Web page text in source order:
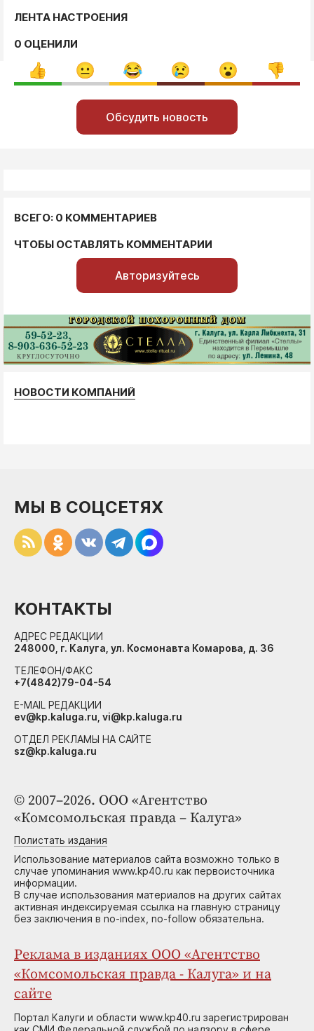
ЛЕНТА НАСТРОЕНИЯ
0 ОЦЕНИЛИ
Обсудить новость
ВСЕГО: 0 КОММЕНТАРИЕВ
ЧТОБЫ ОСТАВЛЯТЬ КОММЕНТАРИИ
Авторизуйтесь
НОВОСТИ КОМПАНИЙ
© 2007–2026. ООО «Агентство
«Комсомольская правда – Калуга»
Полистать издания
Использование материалов сайта возможно только в
случае упоминания www.kp40.ru как первоисточника
информации.
В случае использования материалов на других сайтах
активная индексируемая ссылка на главную страницу
без заключения в no-index, no-follow обязательна.
Реклама в изданиях ООО «Агентство
«Комсомольская правда - Калуга» и на
сайте
Портал Калуги и области www.kp40.ru зарегистрирован
МЫ В СОЦСЕТЯХ
КОНТАКТЫ
АДРЕС РЕДАКЦИИ
248000, г. Калуга, ул. Космонавта Комарова, д. 36
ТЕЛЕФОН/ФАКС
+7(4842)79-04-54
E-MAIL РЕДАКЦИИ
ev@kp.kaluga.ru, vi@kp.kaluga.ru
ОТДЕЛ РЕКЛАМЫ НА САЙТЕ
sz@kp.kaluga.ru